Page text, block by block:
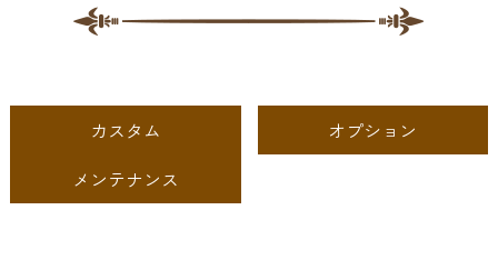
カスタム
オプション
メンテナンス